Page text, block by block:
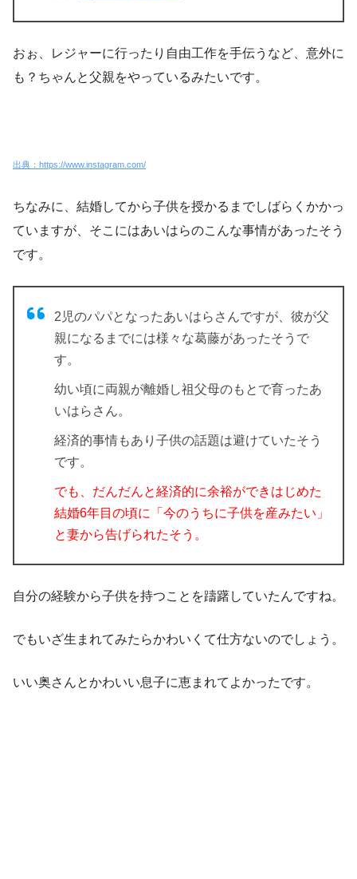
おぉ、レジャーに行ったり自由工作を手伝うなど、 意外に
も？ちゃんと父親をやっているみたいです。
出典：https://www.instagram.com/
ちなみに、結婚してから子供を授かるまでしばらくかかっ
ていますが、そこにはあいはらのこんな事情があったそう
です。
2児のパパとなったあいはらさんですが、彼が父
親になるまでには様々な葛藤があったそうで
す。
幼い頃に両親が離婚し祖父母のもとで育ったあ
いはらさん。
経済的事情もあり子供の話題は避けていたそう
です。
でも、だんだんと経済的に余裕ができはじめた
結婚6年目の頃に「今のうちに子供を産みたい」
と妻から告げられたそう。
自分の経験から子供を持つことを躊躇していた んですね。
でもいざ生まれてみたらかわいくて仕方ないのでしょう。
いい奥さんとかわいい息子に恵まれてよかったです。